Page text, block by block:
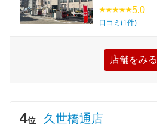
5.0
口コミ(1件)
店舗をみる
4位 久世橋通店